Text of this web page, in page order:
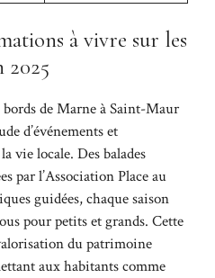
à vivre sur les
2025
bords de Marne à Saint-Maur
d’événements et
vie locale. Des balades
par l’Association Place au
guidées, chaque saison
pour petits et grands. Cette
du patrimoine
aux habitants comme